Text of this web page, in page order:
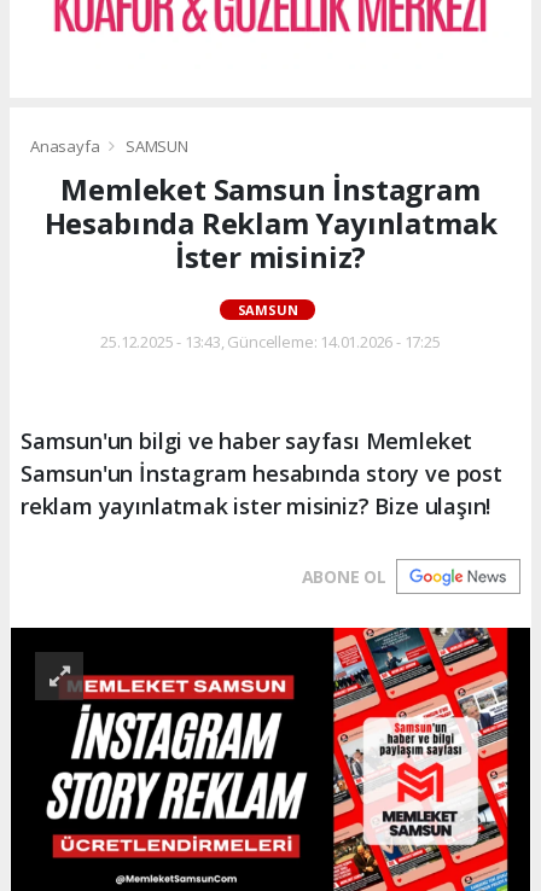
Anasayfa SAMSUN
Memleket Samsun İnstagram
Hesabında Reklam Yayınlatmak
İster misiniz?
SAMSUN
25.12.2025 - 13:43, Güncelleme: 14.01.2026 - 17:25
Samsun'un bilgi ve haber sayfası Memleket
Samsun'un İnstagram hesabında story ve post
reklam yayınlatmak ister misiniz? Bize ulaşın!
ABONE OL